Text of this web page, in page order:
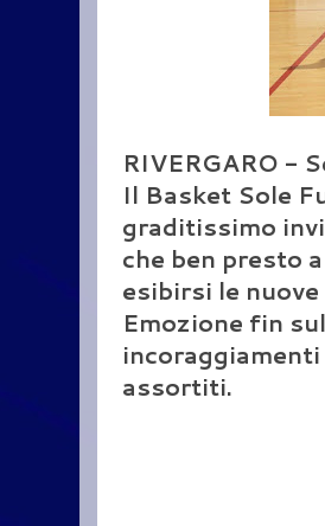
RIVERGARO -
Il Basket Sole
graditissimo
che ben presto
esibirsi le
Emozione fin
assortiti.